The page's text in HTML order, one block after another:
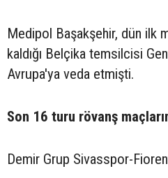
Medipol Başakşehir, dün ilk
kaldığı Belçika temsilcisi
Avrupa'ya veda etmişti.
Son 16 turu rövanş
Demir Grup Sivasspor-